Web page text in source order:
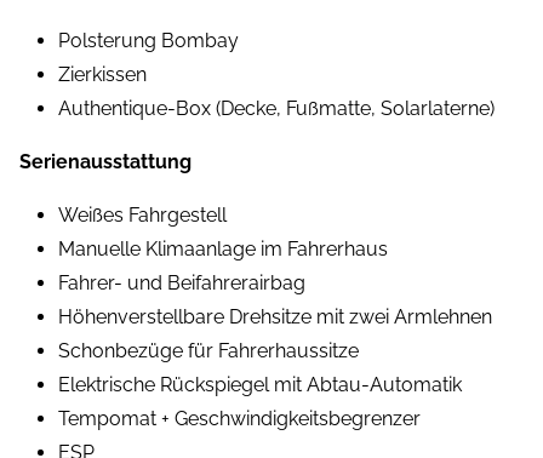
Polsterung Bombay
Zierkissen
Authentique-Box (Decke, Fußmatte, Solarlaterne)
Serienausstattung
Weißes Fahrgestell
Manuelle Klimaanlage im Fahrerhaus
Fahrer- und Beifahrerairbag
Höhenverstellbare Drehsitze mit zwei Armlehnen
Schonbezüge für Fahrerhaussitze
Elektrische Rückspiegel mit Abtau-Automatik
Tempomat + Geschwindigkeitsbegrenzer
ESP